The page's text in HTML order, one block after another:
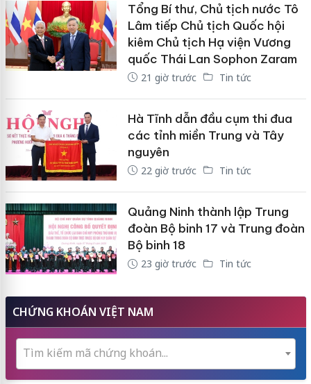
Tổng Bí thư, Chủ tịch nước Tô
Lâm tiếp Chủ tịch Quốc hội
kiêm Chủ tịch Hạ viện Vương
quốc Thái Lan Sophon Zaram
21 giờ trước Tin tức
Hà Tĩnh dẫn đầu cụm thi đua
các tỉnh miền Trung và Tây
nguyên
22 giờ trước Tin tức
Quảng Ninh thành lập Trung
đoàn Bộ binh 17 và Trung đoàn
Bộ binh 18
23 giờ trước Tin tức
CHỨNG KHOÁN VIỆT NAM
Tìm kiếm mã chứng khoán...